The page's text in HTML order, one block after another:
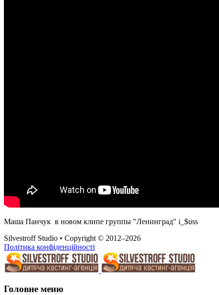
Маша Панчук в новом клипе группы "Ленинград" i_$uss
Silvestroff Studio • Copyright © 2012–2026
Політика конфіденційності
Головне меню